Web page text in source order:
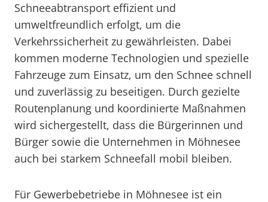
Schneeabtransport effizient und
umweltfreundlich erfolgt, um die
Verkehrssicherheit zu gewährleisten. Dabei
kommen moderne Technologien und spezielle
Fahrzeuge zum Einsatz, um den Schnee schnell
und zuverlässig zu beseitigen. Durch gezielte
Routenplanung und koordinierte Maßnahmen
wird sichergestellt, dass die Bürgerinnen und
Bürger sowie die Unternehmen in Möhnesee
auch bei starkem Schneefall mobil bleiben.
Für Gewerbebetriebe in Möhnesee ist ein